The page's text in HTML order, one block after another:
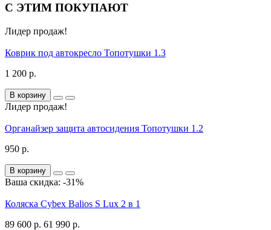
С ЭТИМ ПОКУПАЮТ
Лидер продаж!
Коврик под автокресло Топотушки 1.3
1 200 р.
В корзину
Лидер продаж!
Органайзер защита автосидения Топотушки 1.2
950 р.
В корзину
Ваша скидка: -31%
Коляска Cybex Balios S Lux 2 в 1
89 600 р. 61 990 р.